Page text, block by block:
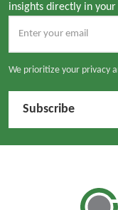
insights directly in your
We prioritize your privacy